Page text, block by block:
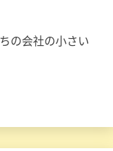
の会社の小さい